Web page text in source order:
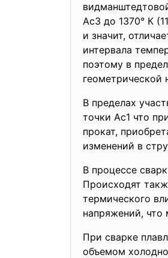
Ас3 до 1370° К
и значит,
интервала
поэтому в
геометрической
В пределах
точки Ас1 что
прокат,
изменений в
В процессе
Происходят
термического
напряжений, что
При сварке
объемом